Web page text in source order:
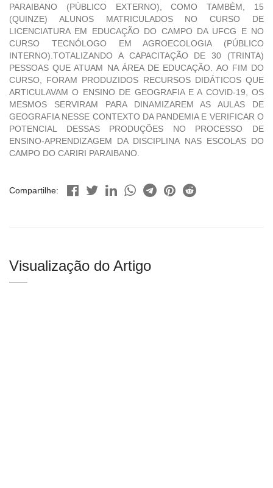
PARAIBANO (PÚBLICO EXTERNO), COMO TAMBÉM, 15
(QUINZE) ALUNOS MATRICULADOS NO CURSO DE
LICENCIATURA EM EDUCAÇÃO DO CAMPO DA UFCG E NO
CURSO TECNÓLOGO EM AGROECOLOGIA (PÚBLICO
INTERNO).TOTALIZANDO A CAPACITAÇÃO DE 30 (TRINTA)
PESSOAS QUE ATUAM NA ÁREA DE EDUCAÇÃO. AO FIM DO
CURSO, FORAM PRODUZIDOS RECURSOS DIDÁTICOS QUE
ARTICULAVAM O ENSINO DE GEOGRAFIA E A COVID-19, OS
MESMOS SERVIRAM PARA DINAMIZAREM AS AULAS DE
GEOGRAFIA NESSE CONTEXTO DA PANDEMIA E VERIFICAR O
POTENCIAL DESSAS PRODUÇÕES NO PROCESSO DE
ENSINO-APRENDIZAGEM DA DISCIPLINA NAS ESCOLAS DO
CAMPO DO CARIRI PARAIBANO.
Compartilhe:
Visualização do Artigo